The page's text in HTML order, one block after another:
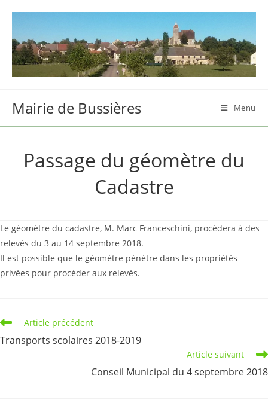
content
Mairie de Bussières Menu
Passage du géomètre du
Cadastre
Le géomètre du cadastre, M. Marc Franceschini, procédera à des
relevés du 3 au 14 septembre 2018.
Il est possible que le géomètre pénètre dans les propriétés
privées pour procéder aux relevés.
Read
articles
Article précédent
Transports scolaires 2018-2019
Article suivant
Conseil Municipal du 4 septembre 2018